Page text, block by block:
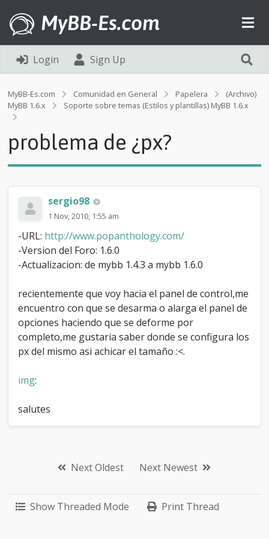
MyBB-Es.com
Login Sign Up
MyBB-Es.com Comunidad en General Papelera
(Archivo)
MyBB 1.6.x
Soporte sobre temas (Estilos y plantillas) MyBB 1.6.x
o
b
l
m
d
¿
p
x
?
problema de ¿px?
sergio98
1 Nov, 2010, 1:55 am
-URL: http://www.popanthology.com/
-Version del Foro: 1.6.0
-Actualizacion: de mybb 1.4.3 a mybb 1.6.0
recientemente que voy hacia el panel de control,me
encuentro con que se desarma o alarga el panel de
opciones haciendo que se deforme por
completo,me gustaria saber donde se configura los
px del mismo asi achicar el tamaño :<.
img:
salutes
Next Oldest Next Newest
Show Threaded Mode Print Thread